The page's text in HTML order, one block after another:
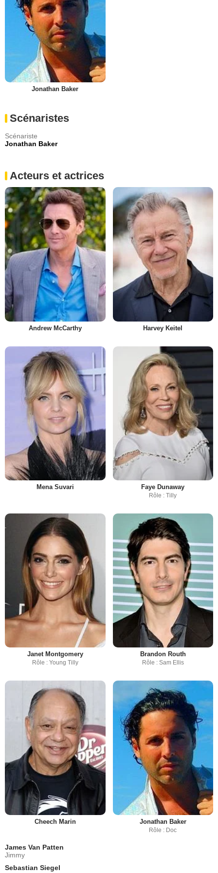
Jonathan Baker
Scénaristes
Scénariste
Jonathan Baker
Acteurs et actrices
Andrew McCarthy Harvey Keitel
Mena Suvari Faye Dunaway
Rôle : Tilly
Janet Montgomery
Rôle : Young Tilly
Brandon Routh
Rôle : Sam Ellis
Cheech Marin Jonathan Baker
Rôle : Doc
James Van Patten
Jimmy
Sebastian Siegel